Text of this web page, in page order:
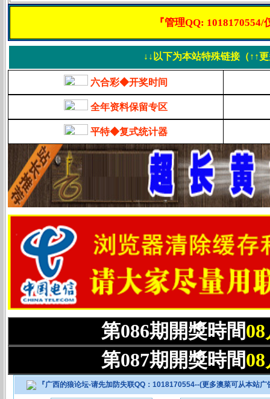
『管理QQ:
↓↓以下为本站特殊链接（↑↑
六合彩◆开奖时间
全年资料保留专区
平特◆复式统计器
第086期開獎時間
第087期開獎時間
『广西的狼论坛-请先加防失联QQ：1018170554--(更多澳菜可从本站广